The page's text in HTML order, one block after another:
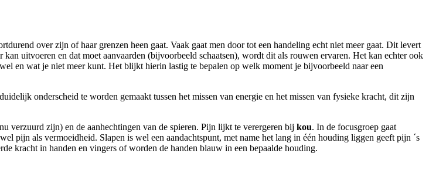
over zijn of haar grenzen heen gaat. Vaak gaat men door tot een handeling echt niet meer gaat. Dit levert
uitvoeren en dat moet aanvaarden (bijvoorbeeld schaatsen), wordt dit als rouwen ervaren. Het kan echter ook
en wat je niet meer kunt. Het blijkt hierin lastig te bepalen op welk moment je bijvoorbeeld naar een
onderscheid te worden gemaakt tussen het missen van energie en het missen van fysieke kracht, dit zijn
verzuurd zijn) en de aanhechtingen van de spieren. Pijn lijkt te verergeren bij kou. In de focusgroep gaat
pijn als vermoeidheid. Slapen is wel een aandachtspunt, met name het lang in één houding liggen geeft pijn ´s
kracht in handen en vingers of worden de handen blauw in een bepaalde houding.